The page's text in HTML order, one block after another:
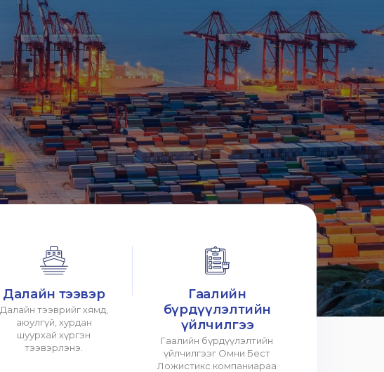
Далайн тээвэр
Далайн тээврийг хямд,
аюулгүй, хурдан
шуурхай хүргэн
тээвэрлэнэ.
Гаалийн
бүрдүүлэлтийн
үйлчилгээ
Гаалийн бүрдүүлэлтийн
үйлчилгээг Омни Бест
Ложистикс компаниараа